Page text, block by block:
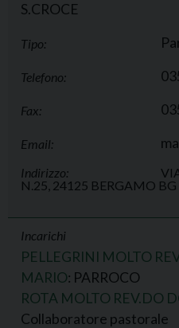
S.CROCE
Tipo:
Telefono:
Fax:
Email:
Indirizzo:
N.25, 24125 BERGAMO BG
Incarichi
PELLEGRINI MOLTO
MARIO: PARROCO
ROTA MOLTO REV.DO
Collaboratore pastorale